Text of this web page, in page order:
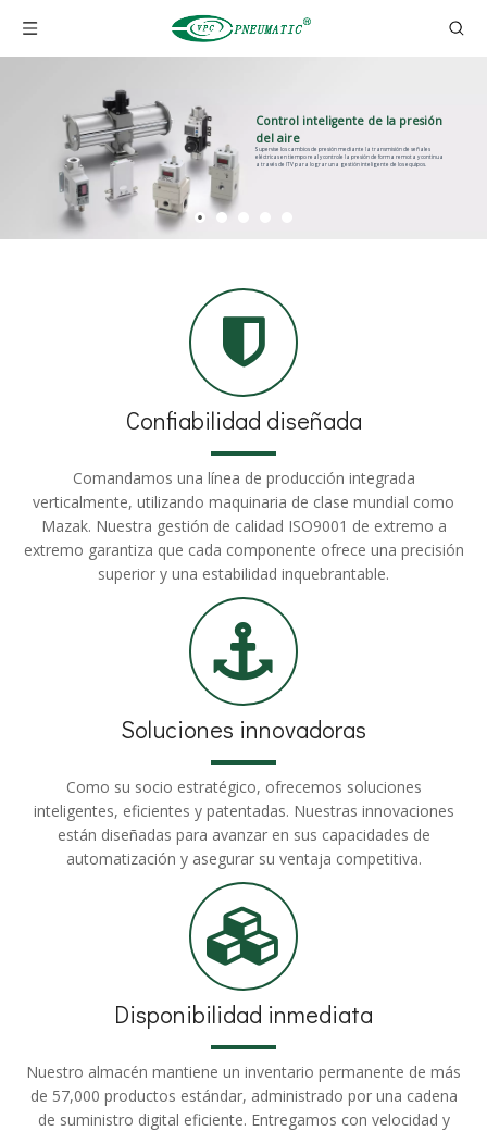
Control inteligente de la presión
del aire
Supervise los cambios de presión mediante la transmisión de señales
eléctricas en tiempo real y controle la presión de forma remota y continua
a través de ITV para lograr una gestión inteligente de los equipos.
Confiabilidad diseñada
Comandamos una línea de producción integrada
verticalmente, utilizando maquinaria de clase mundial como
Mazak. Nuestra gestión de calidad ISO9001 de extremo a
extremo garantiza que cada componente ofrece una precisión
superior y una estabilidad inquebrantable.
Soluciones innovadoras
Como su socio estratégico, ofrecemos soluciones
inteligentes, eficientes y patentadas. Nuestras innovaciones
están diseñadas para avanzar en sus capacidades de
automatización y asegurar su ventaja competitiva.
Disponibilidad inmediata
Nuestro almacén mantiene un inventario permanente de más
de 57,000 productos estándar, administrado por una cadena
de suministro digital eficiente. Entregamos con velocidad y